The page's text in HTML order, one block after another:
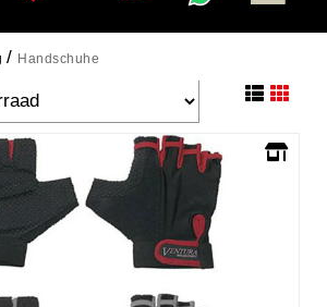
Handschuhe